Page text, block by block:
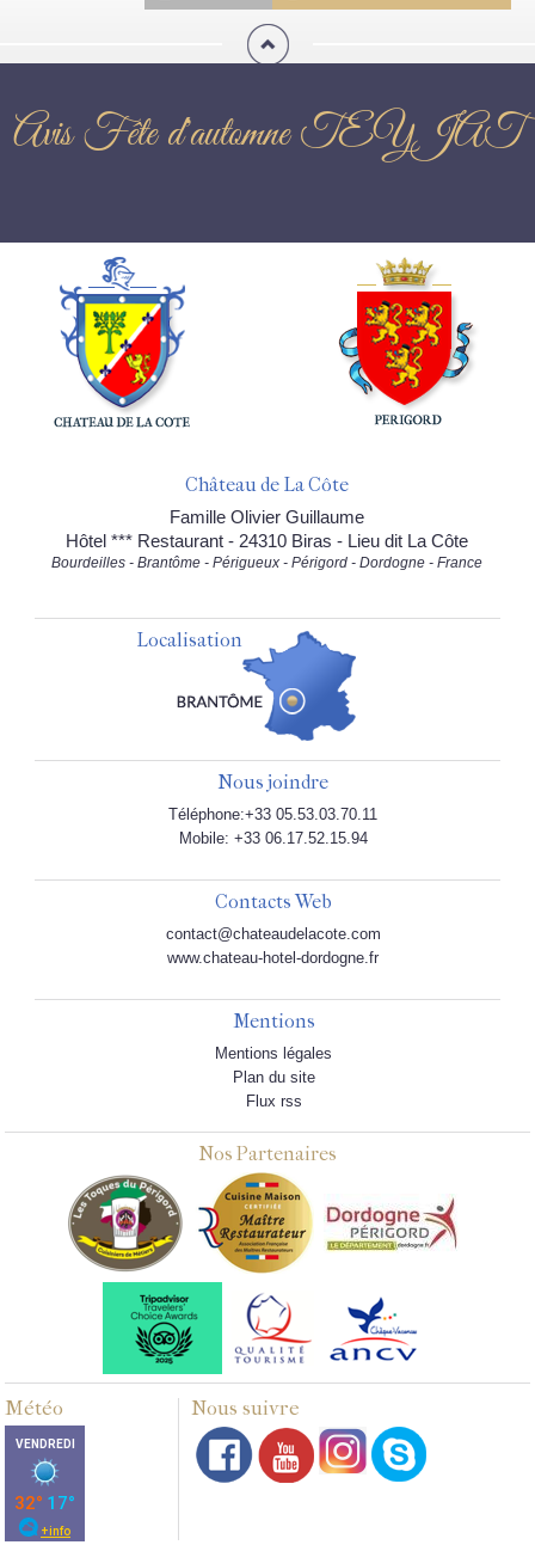
Avis Fête d'automne TEYJAT
Château de La Côte
Famille Olivier Guillaume
Hôtel *** Restaurant - 24310 Biras - Lieu dit La Côte
Bourdeilles - Brantôme - Périgueux - Périgord - Dordogne - France
Localisation
Nous joindre
Téléphone:+33 05.53.03.70.11
Mobile: +33 06.17.52.15.94
Contacts Web
contact@chateaudelacote.com
www.chateau-hotel-dordogne.fr
Mentions
Mentions légales
Plan du site
Flux rss
Nos Partenaires
Météo Nous suivre